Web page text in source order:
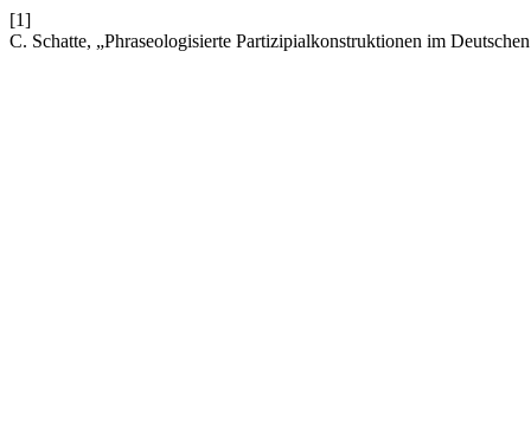
[1]
C. Schatte, „Phraseologisierte Partizipialkonstruktionen im